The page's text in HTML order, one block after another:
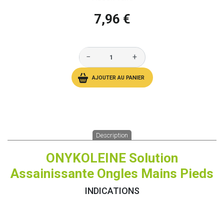
7,96 €
− +
AJOUTER AU PANIER
Description
ONYKOLEINE Solution
Assainissante Ongles Mains Pieds
INDICATIONS